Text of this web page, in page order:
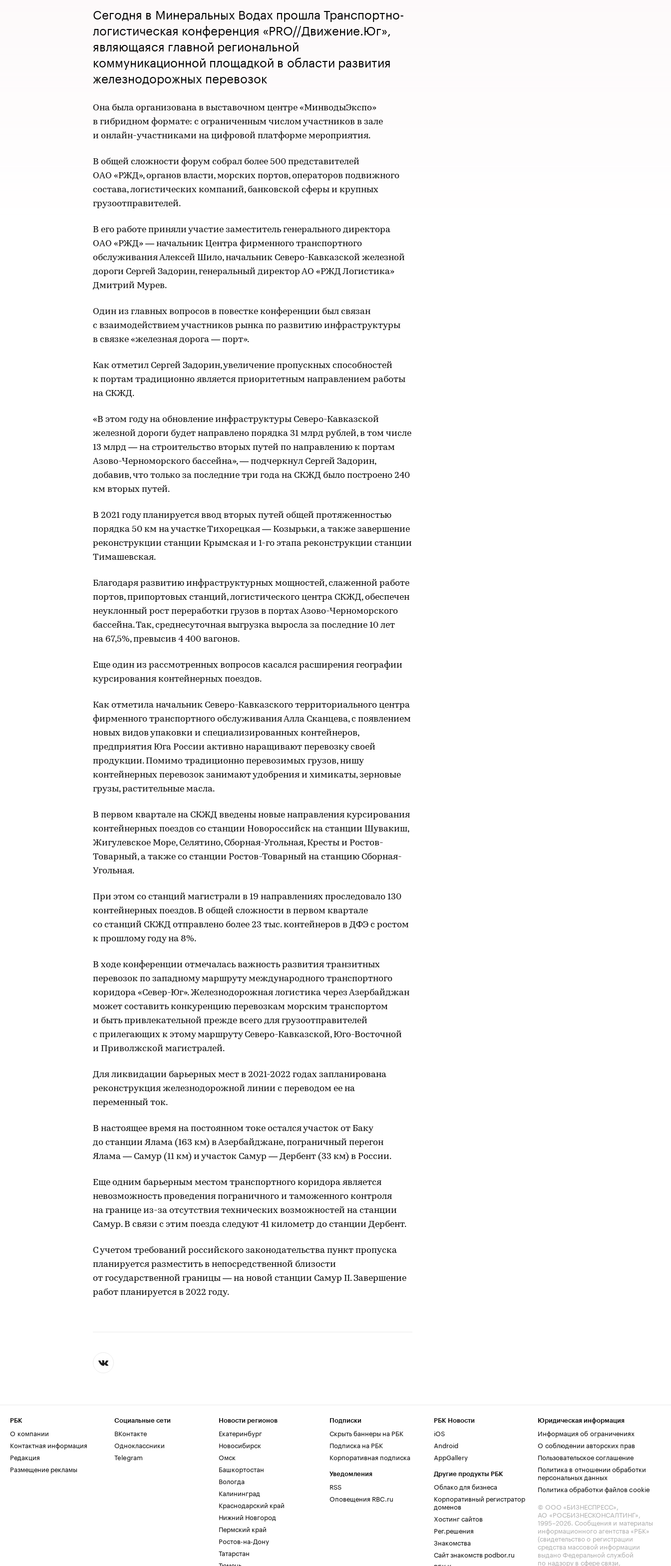
Сегодня в Минеральных Водах прошла Транспортно-
логистическая конференция «PRO//Движение.Юг»,
являющаяся главной региональной
коммуникационной площадкой в области развития
железнодорожных перевозок
Она была организована в выставочном центре «МинводыЭкспо»
в гибридном формате: с ограниченным числом участников в зале
и онлайн-участниками на цифровой платформе мероприятия.
В общей сложности форум собрал более 500 представителей
ОАО «РЖД», органов власти, морских портов, операторов подвижного
состава, логистических компаний, банковской сферы и крупных
грузоотправителей.
В его работе приняли участие заместитель генерального директора
ОАО «РЖД» — начальник Центра фирменного транспортного
обслуживания Алексей Шило, начальник Северо-Кавказской железной
дороги Сергей Задорин, генеральный директор АО «РЖД Логистика»
Дмитрий Мурев.
Один из главных вопросов в повестке конференции был связан
с взаимодействием участников рынка по развитию инфраструктуры
в связке «железная дорога — порт».
Как отметил Сергей Задорин, увеличение пропускных способностей
к портам традиционно является приоритетным направлением работы
на СКЖД.
«В этом году на обновление инфраструктуры Северо-Кавказской
железной дороги будет направлено порядка 31 млрд рублей, в том числе
13 млрд — на строительство вторых путей по направлению к портам
Азово-Черноморского бассейна», — подчеркнул Сергей Задорин,
добавив, что только за последние три года на СКЖД было построено 240
км вторых путей.
В 2021 году планируется ввод вторых путей общей протяженностью
порядка 50 км на участке Тихорецкая — Козырьки, а также завершение
реконструкции станции Крымская и 1-го этапа реконструкции станции
Тимашевская.
Благодаря развитию инфраструктурных мощностей, слаженной работе
портов, припортовых станций, логистического центра СКЖД, обеспечен
неуклонный рост переработки грузов в портах Азово-Черноморского
бассейна. Так, среднесуточная выгрузка выросла за последние 10 лет
на 67,5%, превысив 4 400 вагонов.
Еще один из рассмотренных вопросов касался расширения географии
курсирования контейнерных поездов.
Как отметила начальник Северо-Кавказского территориального центра
фирменного транспортного обслуживания Алла Сканцева, с появлением
новых видов упаковки и специализированных контейнеров,
предприятия Юга России активно наращивают перевозку своей
продукции. Помимо традиционно перевозимых грузов, нишу
контейнерных перевозок занимают удобрения и химикаты, зерновые
грузы, растительные масла.
В первом квартале на СКЖД введены новые направления курсирования
контейнерных поездов со станции Новороссийск на станции Шувакиш,
Жигулевское Море, Селятино, Сборная-Угольная, Кресты и Ростов-
Товарный, а также со станции Ростов-Товарный на станцию Сборная-
Угольная.
При этом со станций магистрали в 19 направлениях проследовало 130
контейнерных поездов. В общей сложности в первом квартале
со станций СКЖД отправлено более 23 тыс. контейнеров в ДФЭ с ростом
к прошлому году на 8%.
В ходе конференции отмечалась важность развития транзитных
перевозок по западному маршруту международного транспортного
коридора «Север-Юг». Железнодорожная логистика через Азербайджан
может составить конкуренцию перевозкам морским транспортом
и быть привлекательной прежде всего для грузоотправителей
с прилегающих к этому маршруту Северо-Кавказской, Юго-Восточной
и Приволжской магистралей.
Для ликвидации барьерных мест в 2021-2022 годах запланирована
реконструкция железнодорожной линии с переводом ее на
переменный ток.
В настоящее время на постоянном токе остался участок от Баку
до станции Ялама (163 км) в Азербайджане, пограничный перегон
Ялама — Самур (11 км) и участок Самур — Дербент (33 км) в России.
Еще одним барьерным местом транспортного коридора является
невозможность проведения пограничного и таможенного контроля
на границе из-за отсутствия технических возможностей на станции
Самур. В связи с этим поезда следуют 41 километр до станции Дербент.
С учетом требований российского законодательства пункт пропуска
планируется разместить в непосредственной близости
от государственной границы — на новой станции Самур II. Завершение
работ планируется в 2022 году.
РБК
О компании
Контактная информация
Редакция
Размещение рекламы
Социальные сети
ВКонтакте
Одноклассники
Telegram
Новости регионов
Екатеринбург
Новосибирск
Омск
Башкортостан
Вологда
Калининград
Краснодарский край
Нижний Новгород
Пермский край
Ростов-на-Дону
Татарстан
Подписки
Скрыть баннеры на РБК
Подписка на РБК
Корпоративная подписка
Уведомления
RSS
Оповещения RBC.ru
РБК Новости
iOS
Android
AppGallery
Другие продукты РБК
Облако для бизнеса
Корпоративный регистратор
доменов
Хостинг сайтов
Рег.решения
Знакомства
Сайт знакомств podbor.ru
Юридическая информация
Информация об ограничениях
О соблюдении авторских прав
Пользовательское соглашение
Политика в отношении обработки
персональных данных
Политика обработки файлов cookie
© ООО «БИЗНЕСПРЕСС»,
АО «РОСБИЗНЕСКОНСАЛТИНГ»,
1995–2026. Сообщения и материалы
информационного агентства «РБК»
(свидетельство о регистрации
средства массовой информации
выдано Федеральной службой
по надзору в сфере связи,